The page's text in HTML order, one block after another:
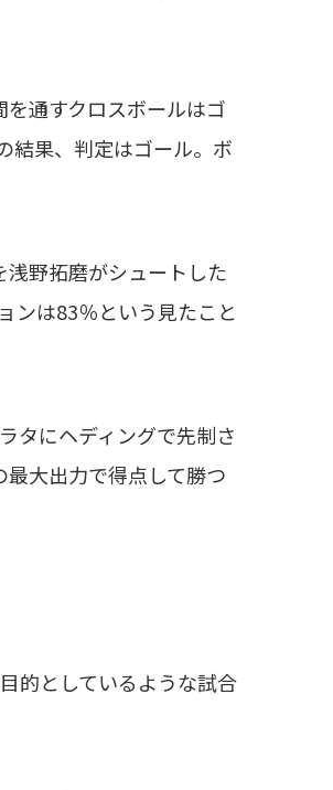
通すクロスボールはゴ
結果、判定はゴール。ボ
野拓磨がシュートした
ンは83％という見たこと
タにヘディングで先制さ
大出力で得点して勝つ
的としているような試合